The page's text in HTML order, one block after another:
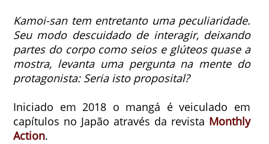
Kamoi-san tem entretanto uma peculiaridade.
Seu modo descuidado de interagir, deixando
partes do corpo como seios e glúteos quase a
mostra, levanta uma pergunta na mente do
protagonista: Seria isto proposital?
Iniciado em 2018 o mangá é veiculado em
capítulos no Japão através da revista Monthly
Action.